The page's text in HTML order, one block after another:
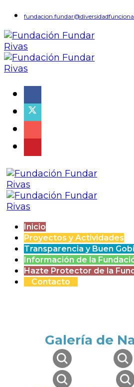
Inicio
Proyectos y Actividades
Transparencia y Buen
Información de la
Hazte Protector de la
Contacto
Galería de